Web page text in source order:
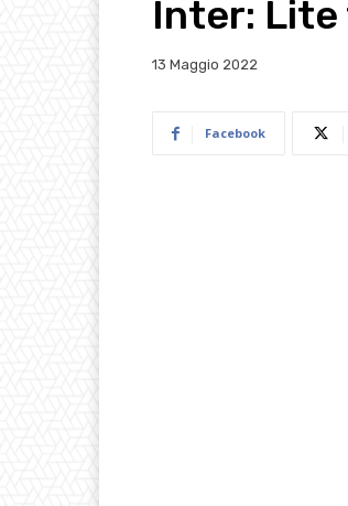
Inter: Lite
13 Maggio 2022
Facebook